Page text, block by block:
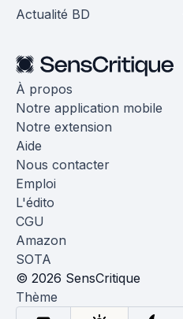
Actualité BD
À propos
Notre application mobile
Notre extension
Aide
Nous contacter
Emploi
L'édito
CGU
Amazon
SOTA
© 2026 SensCritique
Thème